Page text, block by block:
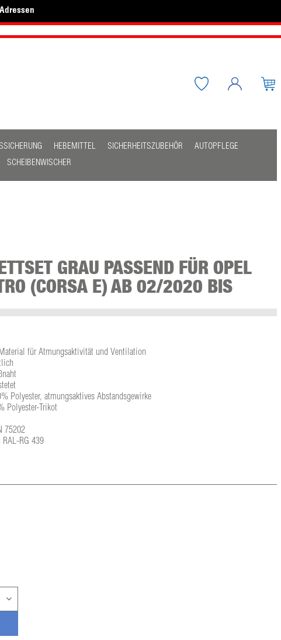
HEBEMITTEL SICHERHEITSZUBEHÖR
AUTOPFLEGE
SCHEIBENWISCHER
GRAU PASSEND FÜR OPEL
(CORSA E) AB 02/2020 BIS
für Atmungsaktivität und Ventilation
Polyester, atmungsaktives Abstandsgewirke
Polyester-Trikot
75202
RAL-RG 439